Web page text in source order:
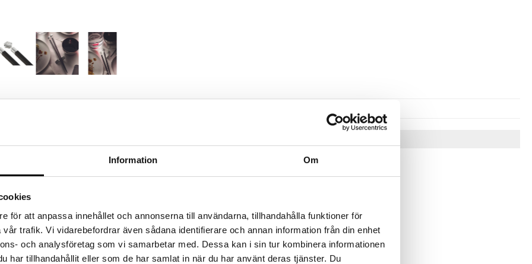
Information Om
för att anpassa innehållet och annonserna till användarna, tillhandahålla funktioner för
trafik. Vi vidarebefordrar även sådana identifierare och annan information från din enhet
och analysföretag som vi samarbetar med. Dessa kan i sin tur kombinera informationen
har tillhandahållit eller som de har samlat in när du har använt deras tjänster. Du
fynda under vår stora rea. Just nu är varuhuset
fram till 31/8-2026, men var snabb - dina
»